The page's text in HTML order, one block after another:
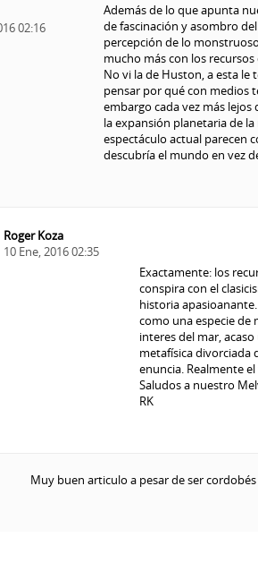
02:16
Además de lo que apunta
de fascinación y asombro
percepción de lo
mucho más con los recursos
No vi la de Huston, a esta
pensar por qué con medios
embargo cada vez más
la expansión planetaria de
espectáculo actual parecen
descubría el mundo en vez
Roger Koza
10 Ene, 2016 02:35
Exactamente: los
conspira con el
historia
como una especie
interes del mar,
metafísica divorciada
enuncia. Realmente
Saludos a nuestro
RK
Muy buen articulo a pesar de ser cordobés